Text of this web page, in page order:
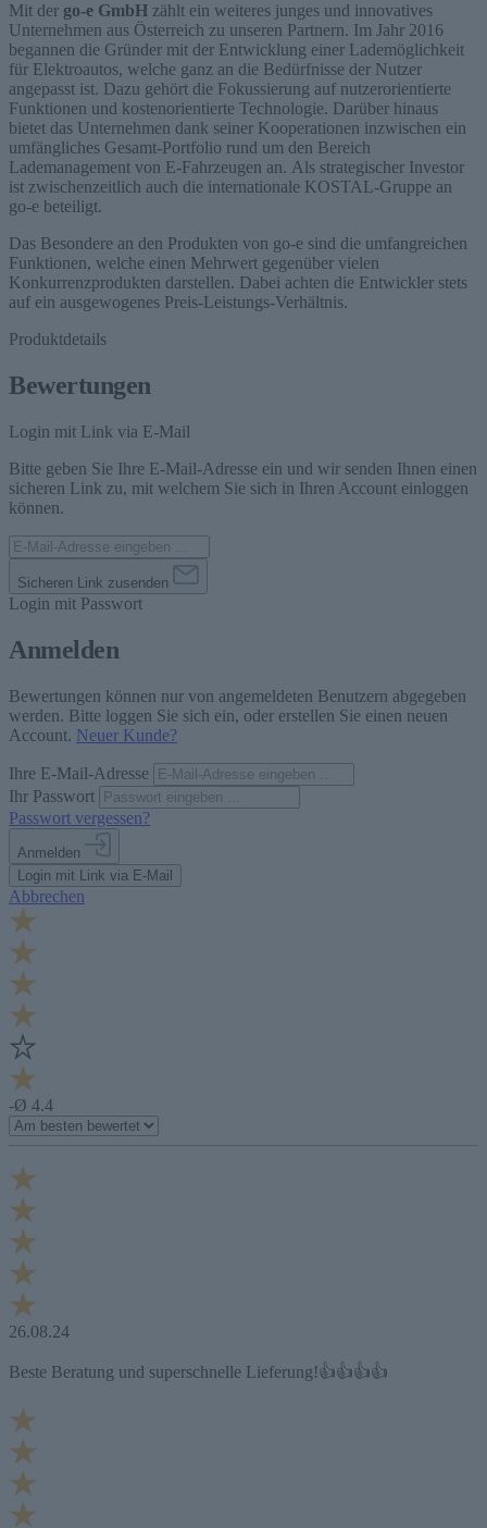
Mit der go-e GmbH zählt ein weiteres junges und innovatives
Unternehmen aus Österreich zu unseren Partnern. Im Jahr 2016
begannen die Gründer mit der Entwicklung einer Lademöglichkeit
für Elektroautos, welche ganz an die Bedürfnisse der Nutzer
angepasst ist. Dazu gehört die Fokussierung auf nutzerorientierte
Funktionen und kostenorientierte Technologie. Darüber hinaus
bietet das Unternehmen dank seiner Kooperationen inzwischen ein
umfängliches Gesamt-Portfolio rund um den Bereich
Lademanagement von E-Fahrzeugen an. Als strategischer Investor
ist zwischenzeitlich auch die internationale KOSTAL-Gruppe an
go-e beteiligt.
Das Besondere an den Produkten von go-e sind die umfangreichen
Funktionen, welche einen Mehrwert gegenüber vielen
Konkurrenzprodukten darstellen. Dabei achten die Entwickler stets
auf ein ausgewogenes Preis-Leistungs-Verhältnis.
Produktdetails
Bewertungen
Login mit Link via E-Mail
Bitte geben Sie Ihre E-Mail-Adresse ein und wir senden Ihnen einen
sicheren Link zu, mit welchem Sie sich in Ihren Account einloggen
können.
Sicheren Link zusenden
Login mit Passwort
Anmelden
Bewertungen können nur von angemeldeten Benutzern abgegeben
werden. Bitte loggen Sie sich ein, oder erstellen Sie einen neuen
Account. Neuer Kunde?
Ihre E-Mail-Adresse
Ihr Passwort
Passwort vergessen?
Anmelden
Login mit Link via E-Mail
Abbrechen
-Ø 4.4
26.08.24
Beste Beratung und superschnelle Lieferung!👍👍👍👍